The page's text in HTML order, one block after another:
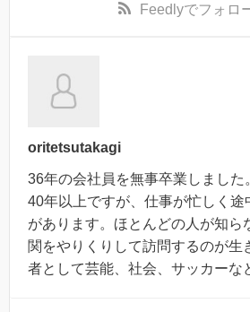
Feedlyでフォロ
oritetsutakagi
36年の会社員を無事卒業しました
40年以上ですが、仕事が忙しく途
があります。ほとんどの人が知ら
関をやりくりして訪問するのが生
者として芸能、社会、サッカーな